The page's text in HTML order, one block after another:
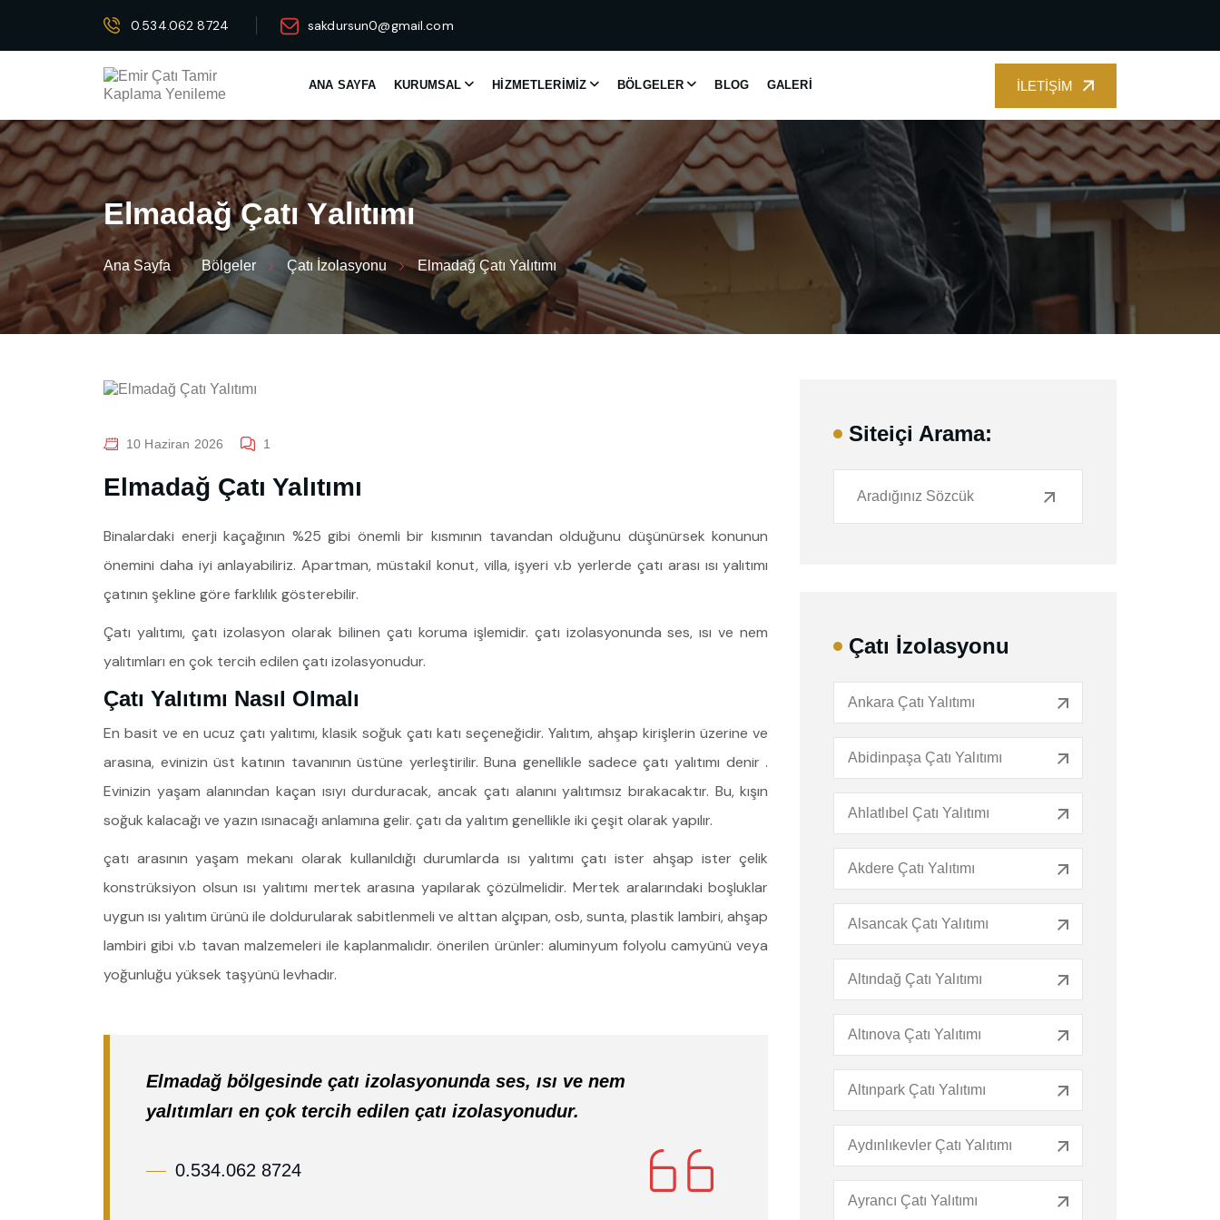
0.534.062 8724 sakdursun0@gmail.com
ANA SAYFA KURUMSAL HIZMETLERIMIZ BÖLGELER BLOG GALERI
İLETIŞIM
Elmadağ Çatı Yalıtımı
Ana Sayfa Bölgeler Çatı İzolasyonu Elmadağ Çatı Yalıtımı
10 Haziran 2026 1
Elmadağ Çatı Yalıtımı
Binalardaki enerji kaçağının %25 gibi önemli bir kısmının tavandan olduğunu düşünürsek konunun
önemini daha iyi anlayabiliriz. Apartman, müstakil konut, villa, işyeri v.b yerlerde çatı arası ısı yalıtımı
çatının şekline göre farklılık gösterebilir.
Çatı yalıtımı, çatı izolasyon olarak bilinen çatı koruma işlemidir. çatı izolasyonunda ses, ısı ve nem
yalıtımları en çok tercih edilen çatı izolasyonudur.
Çatı Yalıtımı Nasıl Olmalı
En basit ve en ucuz çatı yalıtımı, klasik soğuk çatı katı seçeneğidir. Yalıtım, ahşap kirişlerin üzerine ve
arasına, evinizin üst katının tavanının üstüne yerleştirilir. Buna genellikle sadece çatı yalıtımı denir .
Evinizin yaşam alanından kaçan ısıyı durduracak, ancak çatı alanını yalıtımsız bırakacaktır. Bu, kışın
soğuk kalacağı ve yazın ısınacağı anlamına gelir. çatı da yalıtım genellikle iki çeşit olarak yapılır.
çatı arasının yaşam mekanı olarak kullanıldığı durumlarda ısı yalıtımı çatı ister ahşap ister çelik
konstrüksiyon olsun ısı yalıtımı mertek arasına yapılarak çözülmelidir. Mertek aralarındaki boşluklar
uygun ısı yalıtım ürünü ile doldurularak sabitlenmeli ve alttan alçıpan, osb, sunta, plastik lambiri, ahşap
lambiri gibi v.b tavan malzemeleri ile kaplanmalıdır. önerilen ürünler: aluminyum folyolu camyünü veya
yoğunluğu yüksek taşyünü levhadır.
Elmadağ bölgesinde çatı izolasyonunda ses, ısı ve nem
yalıtımları en çok tercih edilen çatı izolasyonudur.
0.534.062 8724
Siteiçi Arama:
Çatı İzolasyonu
Ankara Çatı Yalıtımı
Abidinpaşa Çatı Yalıtımı
Ahlatlıbel Çatı Yalıtımı
Akdere Çatı Yalıtımı
Alsancak Çatı Yalıtımı
Altındağ Çatı Yalıtımı
Altınova Çatı Yalıtımı
Altınpark Çatı Yalıtımı
Aydınlıkevler Çatı Yalıtımı
Ayrancı Çatı Yalıtımı